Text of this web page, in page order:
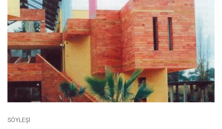
SÖYLEŞI